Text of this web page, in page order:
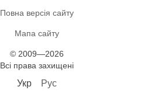
Повна версія сайту
Мапа сайту
© 2009—2026
Всі права захищені
Укр Рус